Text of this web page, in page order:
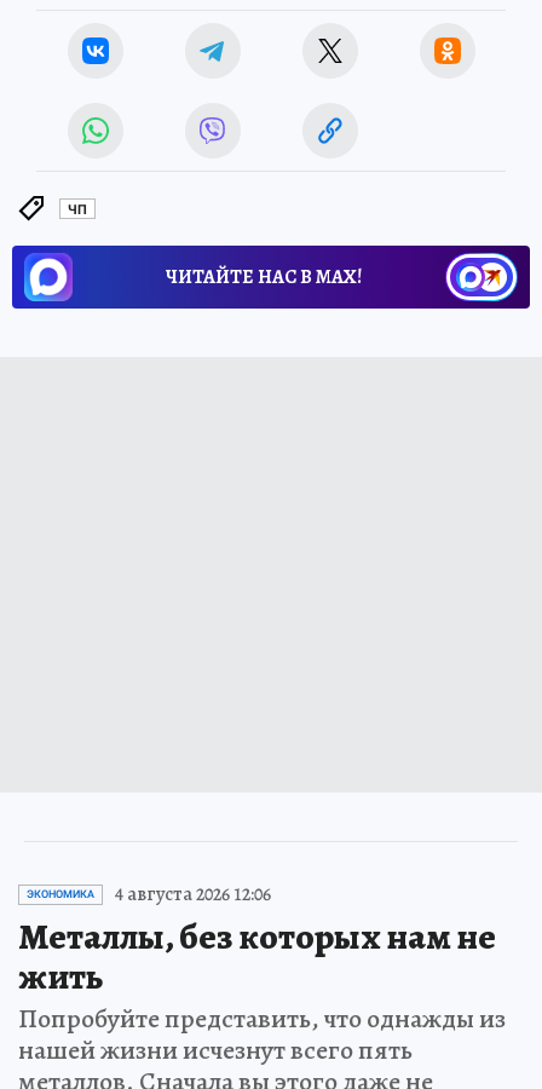
ЧП
ЧИТАЙТЕ НАС В МАХ!
ЭКОНОМИКА 4 августа 2026 12:06
Металлы, без которых нам не
жить
Попробуйте представить, что однажды из
нашей жизни исчезнут всего пять